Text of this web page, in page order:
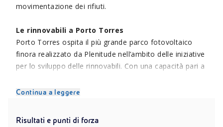
movimentazione dei rifiuti.
Le rinnovabili a Porto Torres
Porto Torres ospita il più grande parco fotovoltaico
finora realizzato da Plenitude nell’ambito delle iniziative
per lo sviluppo delle rinnovabili. Con una capacità pari a
50 GWh che viene destinata per circa il 70% alle società
Continua a leggere
Risultati e punti di forza